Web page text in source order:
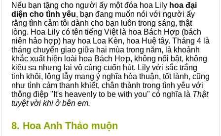
Nếu bạn tặng cho người ấy một đóa hoa Lily hoa đại
diện cho tình yêu, bạn đang muốn nói với người ấy
rằng tình cảm tôi dành cho bạn luôn trong sáng, thật
lòng. Hoa Lily có tên tiếng Việt là hoa Bách Hợp (bách
niên hảo hợp) hay hoa Loa Kèn, hoa Huệ tây. Tháng 4 là
tháng chuyển giao giữa hai mùa trong năm, là khoảnh
khắc xuất hiện loài hoa Bách Hợp, không nổi bật, không
kiêu sa nhưng lại vô cùng cuốn hút. Lily với sắc trắng
tinh khôi, lộng lẫy mang ý nghĩa hòa thuận, tốt lành, cũng
như tình cảm thanh khiết, chân thành trong tình yêu với
thông điệp "It's heavenly to be with you" có nghĩa là Thật
tuyệt vời khi ở bên em.
8. Hoa Anh Thảo muộn